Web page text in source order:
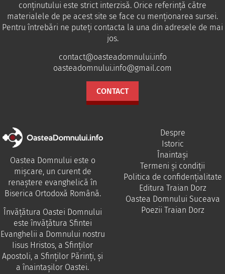
conținutului este strict interzisă. Orice referință către
materialele de pe acest site se face cu menționarea sursei.
Pentru întrebări ne puteţi contacta la una din adresele de mai
jos.
contact@oasteadomnului.info
oasteadomnului.info@gmail.com
CONTACT
Oastea Domnului este o
mișcare, un curent de
renaștere evanghelică în
Biserica Ortodoxă Română.
Învăţătura Oastei Domnului
este învăţătura Sfintei
Evanghelii a Domnului nostru
Iisus Hristos, a Sfinţilor
Apostoli, a Sfinţilor Părinţi, şi
a înaintaşilor Oastei.
Despre
Istoric
Înaintași
Termeni și condiții
Politica de confidențialitate
Editura Traian Dorz
Oastea Domnului Suceava
Poezii Traian Dorz